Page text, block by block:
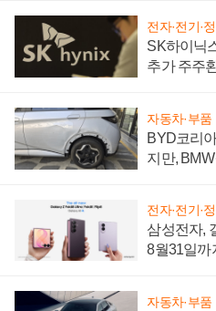
전자·전기·
SK하이닉
추가 주주
자동차·부품
BYD코리
지만,
전자·전기·
삼성전자,
8월31일까
자동차·부품